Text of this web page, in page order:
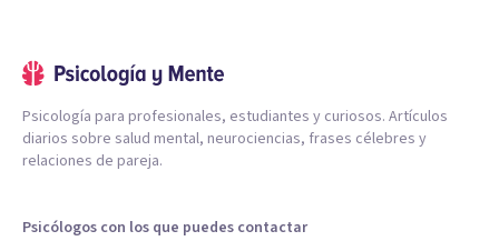
Psicología para profesionales, estudiantes y curiosos. Artículos
diarios sobre salud mental, neurociencias, frases célebres y
relaciones de pareja.
Psicólogos con los que puedes contactar